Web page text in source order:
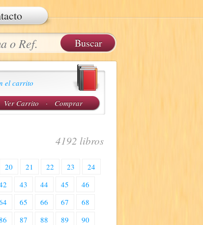
el carrito
Ver Carrito · Comprar
4192 libros
20 21 22 23
24
43 44 45
46
65 66 67
68
87 88 89
90